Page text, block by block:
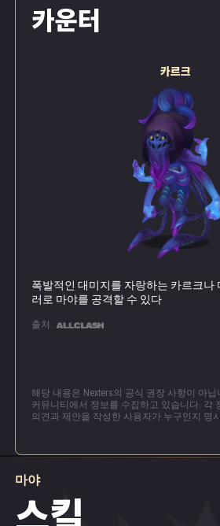
카운터
카르크
폭발적인 대미지를 자랑하는 카르크나
러로 마야를 공격할 수 있다
출처:
해당 내용은 Nexters의 공식 권장 사항이 아
커뮤니티에서 정보를 수집하고 있습니다. 각
의견과 제안을 작성한 사용자가 누구인지 명
마야
스킬